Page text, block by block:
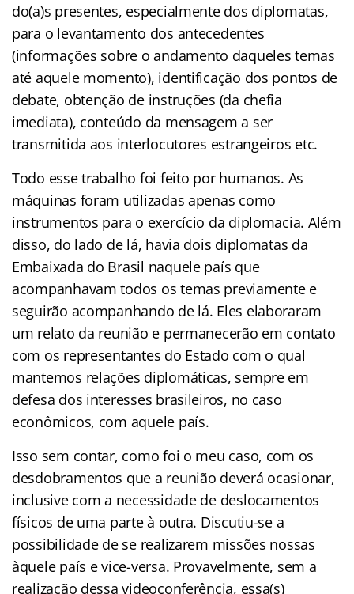
do(a)s presentes, especialmente dos diplomatas,
para o levantamento dos antecedentes
(informações sobre o andamento daqueles temas
até aquele momento), identificação dos pontos de
debate, obtenção de instruções (da chefia
imediata), conteúdo da mensagem a ser
transmitida aos interlocutores estrangeiros etc.
Todo esse trabalho foi feito por humanos. As
máquinas foram utilizadas apenas como
instrumentos para o exercício da diplomacia. Além
disso, do lado de lá, havia dois diplomatas da
Embaixada do Brasil naquele país que
acompanhavam todos os temas previamente e
seguirão acompanhando de lá. Eles elaboraram
um relato da reunião e permanecerão em contato
com os representantes do Estado com o qual
mantemos relações diplomáticas, sempre em
defesa dos interesses brasileiros, no caso
econômicos, com aquele país.
Isso sem contar, como foi o meu caso, com os
desdobramentos que a reunião deverá ocasionar,
inclusive com a necessidade de deslocamentos
físicos de uma parte à outra. Discutiu-se a
possibilidade de se realizarem missões nossas
àquele país e vice-versa. Provavelmente, sem a
realização dessa videoconferência, essa(s)